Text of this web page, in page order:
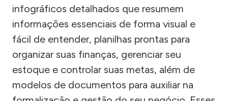
infográficos detalhados que resumem
informações essenciais de forma visual e
fácil de entender, planilhas prontas para
organizar suas finanças, gerenciar seu
estoque e controlar suas metas, além de
modelos de documentos para auxiliar na